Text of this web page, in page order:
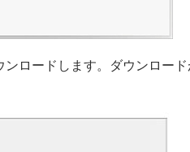
ロードします。ダウンロー